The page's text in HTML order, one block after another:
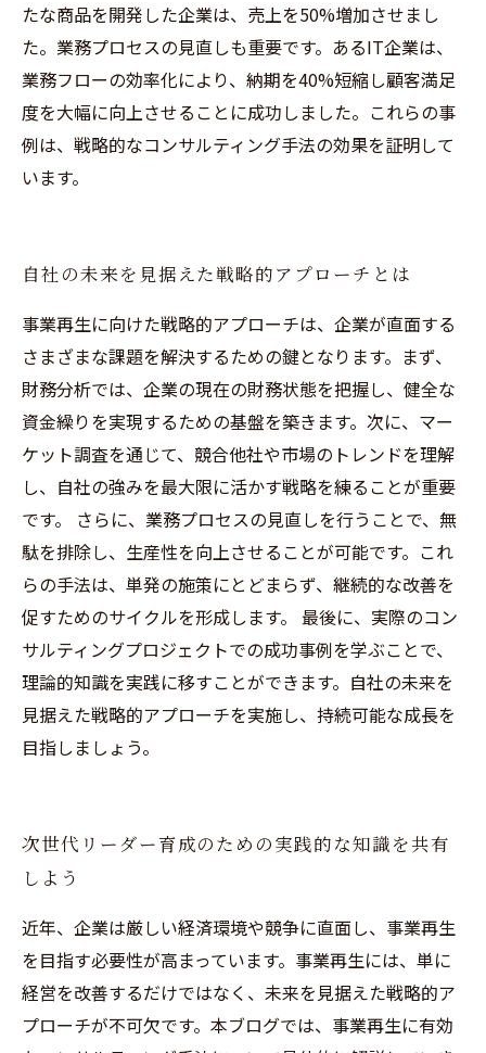
たな商品を開発した企業は、売上を50%増加させまし
た。業務プロセスの見直しも重要です。あるIT企業は、
業務フローの効率化により、納期を40%短縮し顧客満足
度を大幅に向上させることに成功しました。これらの事
例は、戦略的なコンサルティング手法の効果を証明して
います。
自社の未来を見据えた戦略的アプローチとは
事業再生に向けた戦略的アプローチは、企業が直面する
さまざまな課題を解決するための鍵となります。まず、
財務分析では、企業の現在の財務状態を把握し、健全な
資金繰りを実現するための基盤を築きます。次に、マー
ケット調査を通じて、競合他社や市場のトレンドを理解
し、自社の強みを最大限に活かす戦略を練ることが重要
です。 さらに、業務プロセスの見直しを行うことで、無
駄を排除し、生産性を向上させることが可能です。これ
らの手法は、単発の施策にとどまらず、継続的な改善を
促すためのサイクルを形成します。 最後に、実際のコン
サルティングプロジェクトでの成功事例を学ぶことで、
理論的知識を実践に移すことができます。自社の未来を
見据えた戦略的アプローチを実施し、持続可能な成長を
目指しましょう。
次世代リーダー育成のための実践的な知識を共有
しよう
近年、企業は厳しい経済環境や競争に直面し、事業再生
を目指す必要性が高まっています。事業再生には、単に
経営を改善するだけではなく、未来を見据えた戦略的ア
プローチが不可欠です。本ブログでは、事業再生に有効